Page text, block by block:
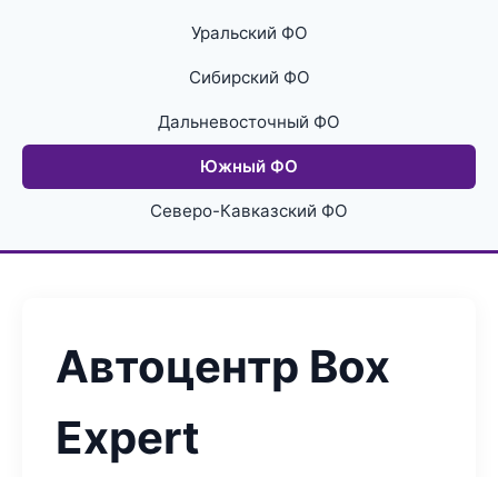
Уральский ФО
Сибирский ФО
Дальневосточный ФО
Южный ФО
Северо-Кавказский ФО
Автоцентр Box
Expert